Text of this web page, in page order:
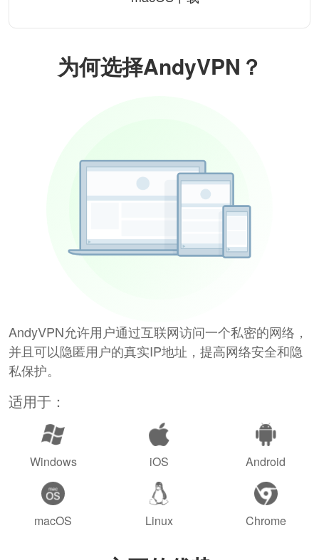
为何选择AndyVPN？
AndyVPN允许用户通过互联网访问一个私密的网络，
并且可以隐匿用户的真实IP地址，提高网络安全和隐
私保护。
适用于：
Windows iOS Android
macOS Linux Chrome